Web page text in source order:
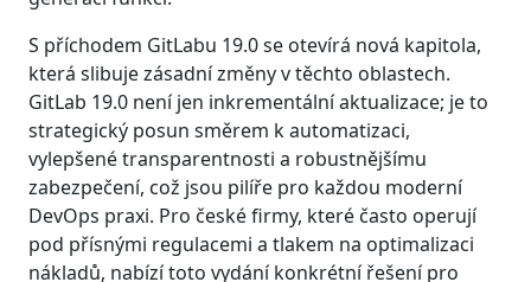
S příchodem GitLabu 19.0 se otevírá nová kapitola,
která slibuje zásadní změny v těchto oblastech.
GitLab 19.0 není jen inkrementální aktualizace; je to
strategický posun směrem k automatizaci,
vylepšené transparentnosti a robustnějšímu
zabezpečení, což jsou pilíře pro každou moderní
DevOps praxi. Pro české firmy, které často operují
pod přísnými regulacemi a tlakem na optimalizaci
nákladů, nabízí toto vydání konkrétní řešení pro